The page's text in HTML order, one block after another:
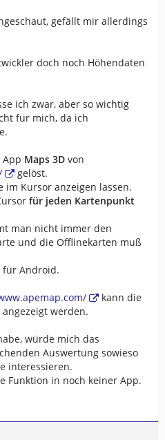
gefällt mir allerdings
doch noch Höhendaten
ich zwar, aber so wichtig
für mich, da ich
Maps 3D von
gelöst.
im Kursor anzeigen lassen.
für jeden Kartenpunkt
man nicht immer den
und die Offlinekarten muß
für Android.
kann die
werden.
würde mich das
Auswertung sowieso
interessieren.
Funktion in noch keiner App.